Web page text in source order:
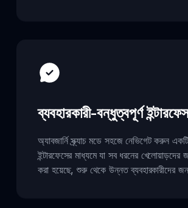
ব্যবহারকারী-বন্ধুত্বপূর্ণ ইন্টারফেস
অ্যাবজার্নি স্ক্র্যাচ মডে সহজে নেভিগেট করুন
ইন্টারফেসের মাধ্যমে যা সব ধরনের খেলোয়াড়দের
করা হয়েছে, শুরু থেকে উন্নত ব্যবহারকারীদের